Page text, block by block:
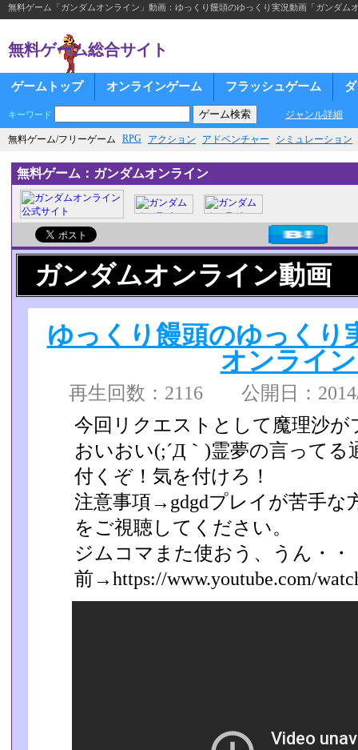
無料ゲーム「ガンダムオンライン」動画：ゆっくり饅頭のゆっくり実況動画「ガンダム
無料ゲーム総合サイト
ゲームトップ オンラインゲーム フラッシュゲーム
キーワード ジャンル詳細
無料ゲーム/フリーゲーム RPG アクション アドベンチャー シミュレーション
無料ゲーム：ガンダムオンライン
ガンダムオンライン動画
ゆっくり饅頭のゆっくり
オンライ
再生回数：2116 公開日：
今回リクエストとして魔理沙が
おいおい(;´Д｀)霊夢の言って
付くぞ！気を付けろ！
注意事項→gdgdプレイが苦手な
をご視聴してください。
ジムコマまた使おう、うん・・
前→https://www.youtube.com/